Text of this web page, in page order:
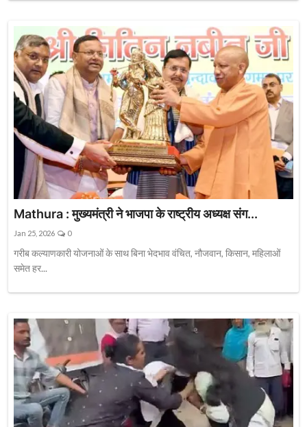
Mathura : मुख्यमंत्री ने भाजपा के राष्ट्रीय अध्यक्ष संग...
Jan 25, 2026 0
गरीब कल्याणकारी योजनाओं के साथ बिना भेदभाव वंचित, नौजवान, किसान, महिलाओं
समेत हर...